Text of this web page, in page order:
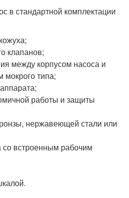
в стандартной комплектации
клапанов;
между корпусом насоса и
мокрого типа;
работы и защиты
нержавеющей стали или
со встроенным рабочим